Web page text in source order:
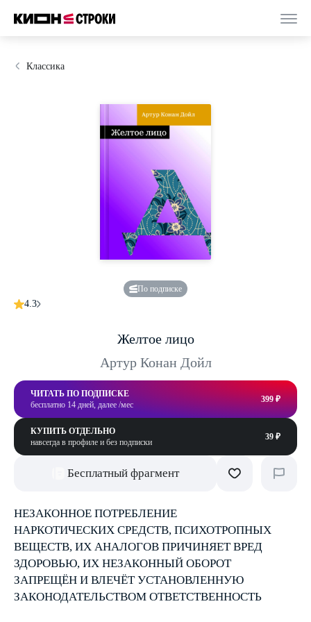
Классика
По подписке
4.3
Желтое лицо
Артур Конан Дойл
ЧИТАТЬ ПО ПОДПИСКЕ
бесплатно 14 дней, далее /мес
399 ₽
КУПИТЬ ОТДЕЛЬНО
навсегда в профиле и без подписки
39 ₽
Бесплатный фрагмент
НЕЗАКОННОЕ ПОТРЕБЛЕНИЕ
НАРКОТИЧЕСКИХ СРЕДСТВ, ПСИХОТРОПНЫХ
ВЕЩЕСТВ, ИХ АНАЛОГОВ ПРИЧИНЯЕТ ВРЕД
ЗДОРОВЬЮ, ИХ НЕЗАКОННЫЙ ОБОРОТ
ЗАПРЕЩЁН И ВЛЕЧЁТ УСТАНОВЛЕННУЮ
ЗАКОНОДАТЕЛЬСТВОМ ОТВЕТСТВЕННОСТЬ